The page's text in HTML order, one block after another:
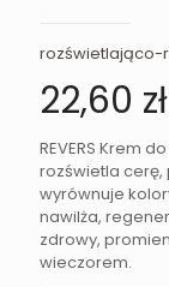
rozświetlająco-
22,60 zł
REVERS Krem
rozświetla
wyrównuje
nawilża,
zdrowy,
wieczorem.